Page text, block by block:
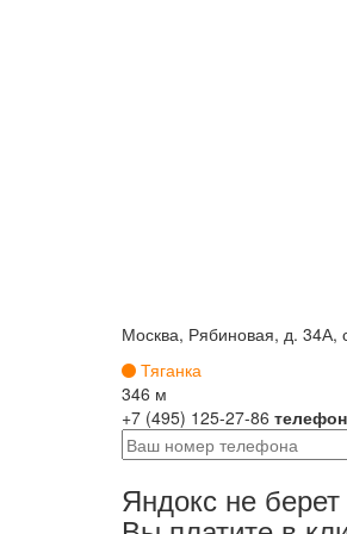
Москва, Рябиновая, д. 34А,
Тяганка
346 м
+7 (495) 125-27-86
Яндокс не